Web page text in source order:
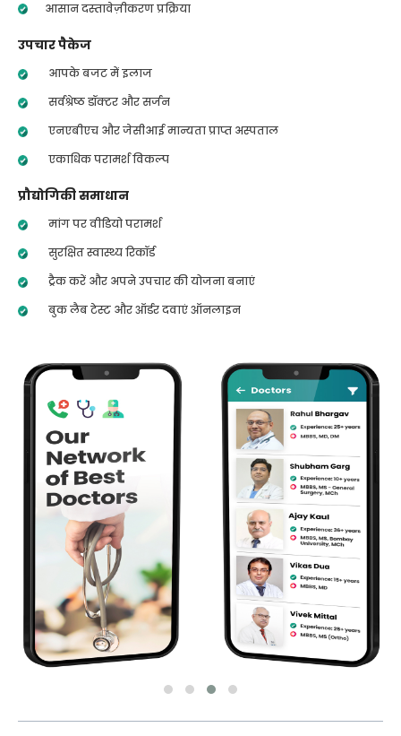
आसान दस्तावेज़ीकरण प्रक्रिया
उपचार पैकेज
आपके बजट में इलाज
सर्वश्रेष्ठ डॉक्टर और सर्जन
एनएबीएच और जेसीआई मान्यता प्राप्त अस्पताल
एकाधिक परामर्श विकल्प
प्रौद्योगिकी समाधान
मांग पर वीडियो परामर्श
सुरक्षित स्वास्थ्य रिकॉर्ड
ट्रैक करें और अपने उपचार की योजना बनाएं
बुक लैब टेस्ट और ऑर्डर दवाएं ऑनलाइन